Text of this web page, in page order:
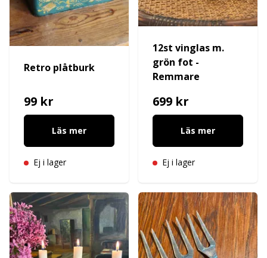
Retro plåtburk
99 kr
Läs mer
Ej i lager
12st vinglas m.
grön fot -
Remmare
699 kr
Läs mer
Ej i lager